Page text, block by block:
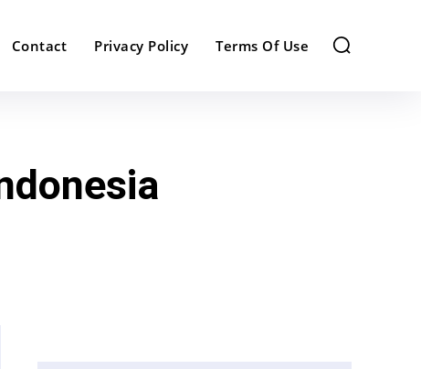
Contact Privacy Policy Terms Of Use